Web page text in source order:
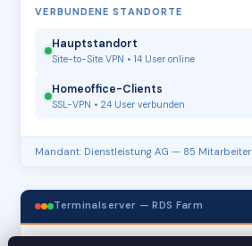
VERBUNDENE STANDORTE
Hauptstandort
Site-to-Site VPN • 14 User online
Homeoffice-Clients
SSL-VPN • 24 User verbunden
Mandant: Dienstleistung AG — 85 Mitarbeiter
Terminalserver — RDS Farm